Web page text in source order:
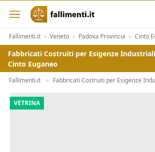
Fallimenti.it > Veneto > Padova Provincia > Cinto
Fabbricati Costruiti per Esigenze Industriali
Cinto Euganeo
Fallimenti.it > Fabbricati Costruiti per Esigenze
VETRINA